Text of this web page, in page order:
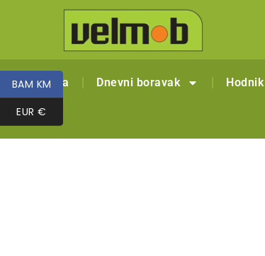
Naslovna Dnevni boravak Hodnik
Outlet
BAM KM
EUR €
BAM KM
EUR €